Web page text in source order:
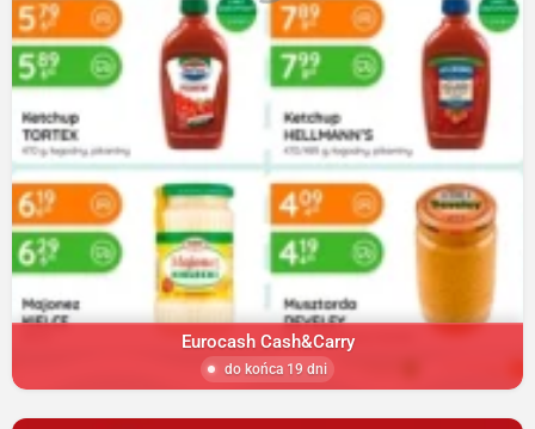
Eurocash Cash&Carry
do końca 19 dni